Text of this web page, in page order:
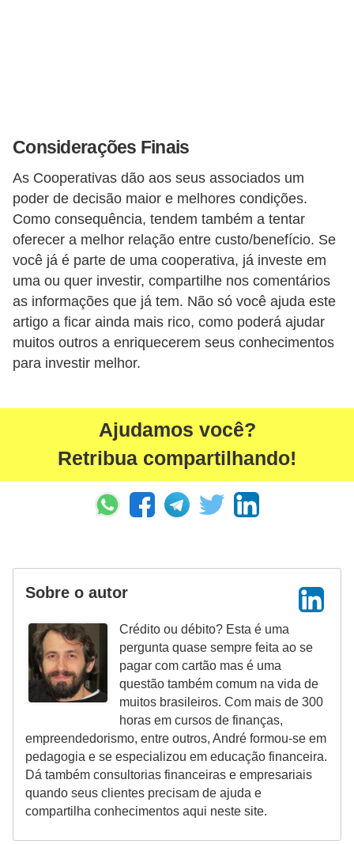
Considerações Finais
As Cooperativas dão aos seus associados um
poder de decisão maior e melhores condições.
Como consequência, tendem também a tentar
oferecer a melhor relação entre custo/benefício. Se
você já é parte de uma cooperativa, já investe em
uma ou quer investir, compartilhe nos comentários
as informações que já tem. Não só você ajuda este
artigo a ficar ainda mais rico, como poderá ajudar
muitos outros a enriquecerem seus conhecimentos
para investir melhor.
Ajudamos você?
Retribua compartilhando!
Sobre o autor
Crédito ou débito? Esta é uma
pergunta quase sempre feita ao se
pagar com cartão mas é uma
questão também comum na vida de
muitos brasileiros. Com mais de 300
horas em cursos de finanças,
empreendedorismo, entre outros, André formou-se em
pedagogia e se especializou em educação financeira.
Dá também consultorias financeiras e empresariais
quando seus clientes precisam de ajuda e
compartilha conhecimentos aqui neste site.